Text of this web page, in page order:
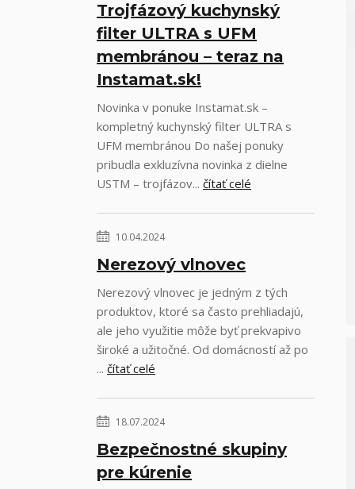
Trojfázový kuchynský
filter ULTRA s UFM
membránou – teraz na
Instamat.sk!
Novinka v ponuke Instamat.sk –
kompletný kuchynský filter ULTRA s
UFM membránou Do našej ponuky
pribudla exkluzívna novinka z dielne
USTM – trojfázov... čítať celé
10.04.2024
Nerezový vlnovec
Nerezový vlnovec je jedným z tých
produktov, ktoré sa často prehliadajú,
ale jeho využitie môže byť prekvapivo
široké a užitočné. Od domácností až po
... čítať celé
18.07.2024
Bezpečnostné skupiny
pre kúrenie